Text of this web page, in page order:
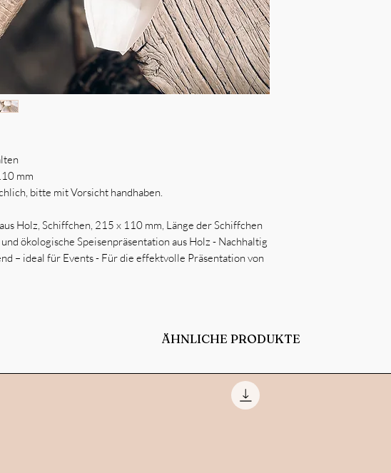
mm
bitte mit Vorsicht handhaben.
Holz, Schiffchen, 215 x 110 mm, Länge der Schiffchen
ökologische Speisenpräsentation aus Holz - Nachhaltig
– ideal für Events - Für die effektvolle Präsentation von
ÄHNLICHE PRODUKTE